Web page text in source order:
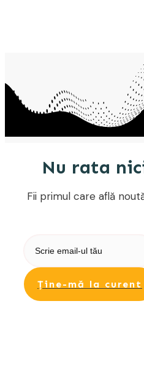
Nu rata
Fii primul care află
Ține-mă la curent